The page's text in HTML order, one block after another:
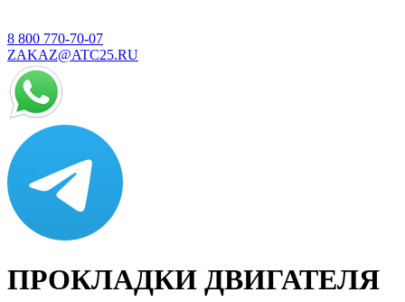
8 800 770-70-07
ZAKAZ@ATC25.RU
ПРОКЛАДКИ ДВИГАТЕЛЯ